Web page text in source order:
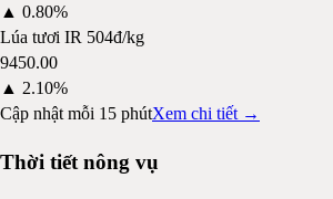
▲ 0.80%
Lúa tươi IR 504đ/kg
9450.00
▲ 2.10%
Cập nhật mỗi 15 phútXem chi tiết →
Thời tiết nông vụ